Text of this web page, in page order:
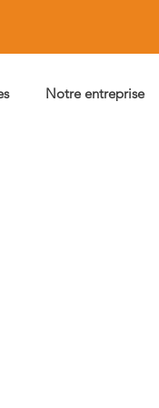
Notre entreprise